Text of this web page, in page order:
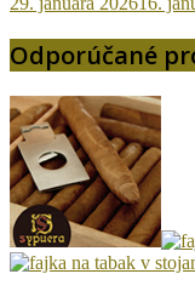
Odporúčané